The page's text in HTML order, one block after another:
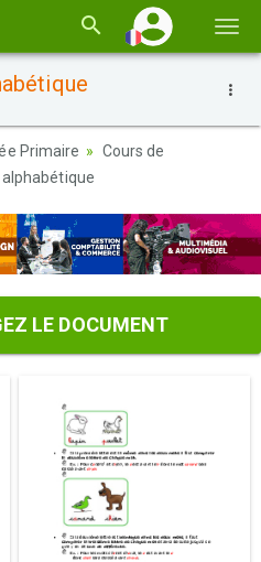
la
Primaire
Cours de
alphabétique
LE DOCUMENT